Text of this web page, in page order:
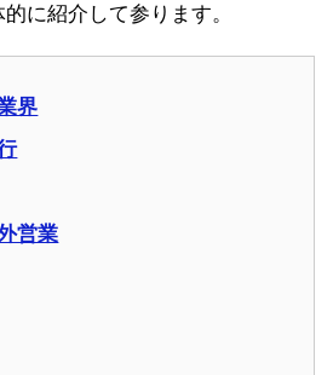
に紹介して参ります。
界
営業